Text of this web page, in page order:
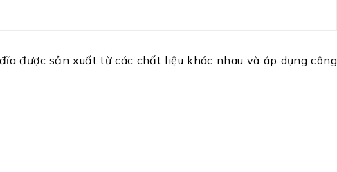
được sản xuất từ các chất liệu khác nhau và áp dụng công